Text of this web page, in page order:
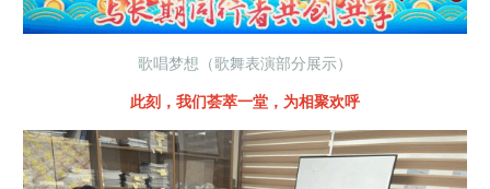
歌唱梦想（歌舞表演部分展示）
此刻，我们荟萃一堂，为相聚欢呼